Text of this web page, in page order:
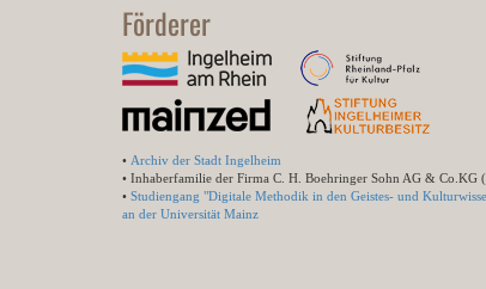
Förderer
• Archiv der Stadt Ingelheim
• Inhaberfamilie der Firma C. H. Boehringer Sohn AG & Co.KG
• Studiengang "Digitale Methodik in den Geistes- und
an der Universität Mainz